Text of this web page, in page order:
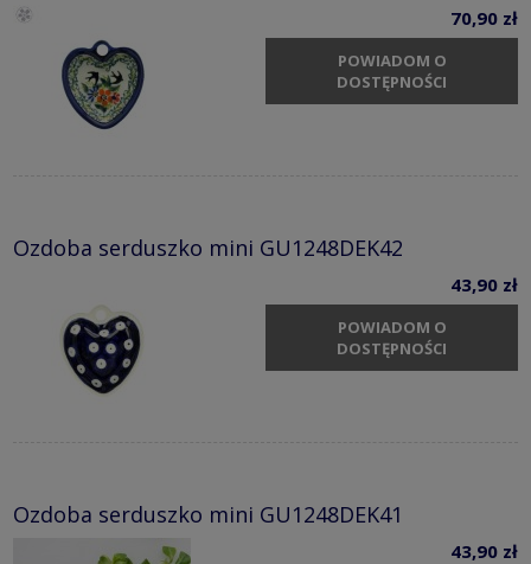
70,90 zł
POWIADOM O
DOSTĘPNOŚCI
Ozdoba serduszko mini GU1248DEK42
43,90 zł
POWIADOM O
DOSTĘPNOŚCI
Ozdoba serduszko mini GU1248DEK41
43,90 zł